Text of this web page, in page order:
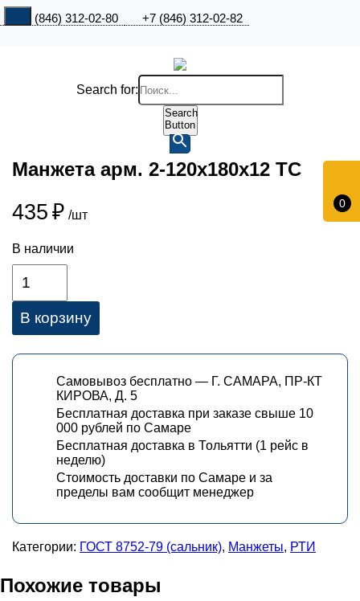
+7 (846) 312-02-80 +7 (846) 312-02-82
0
Search for:
Search
Button
Манжета арм. 2-120х180х12 ТС
435 ₽ /шт
В наличии
В корзину
Самовывоз бесплатно — Г. САМАРА, ПР-КТ
КИРОВА, Д. 5
Бесплатная доставка при заказе свыше 10
000 рублей по Самаре
Бесплатная доставка в Тольятти (1 рейс в
неделю)
Стоимость доставки по Самаре и за
пределы вам сообщит менеджер
Категории: ГОСТ 8752-79 (сальник), Манжеты, РТИ
Похожие товары